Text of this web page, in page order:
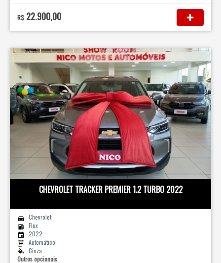
R$ 22.900,00
CHEVROLET TRACKER PREMIER 1.2 TURBO 2022
Chevrolet
Flex
2022
Automático
Cinza
Outros opcionais